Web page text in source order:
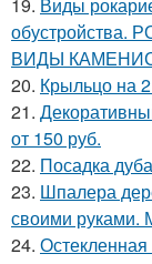
ВИДЫ
20. Крыльцо на
21.
от 150 руб.
22. Посадка
23. Шпалера
своими руками.
24.